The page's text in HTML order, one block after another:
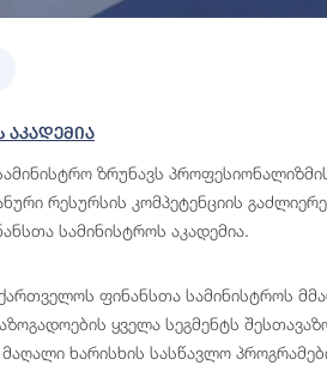
Აკადემია
ზრუნავს
რესურსის კომპეტენციის
სამინისტროს აკადემია.
ფინანსთა სამინისტროს
ყველა სეგმენტს
ხარისხის სასწავლო